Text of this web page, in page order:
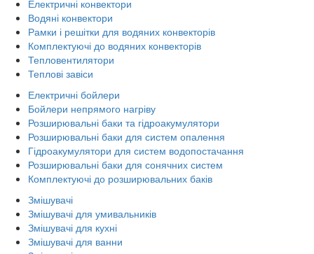
Електричні конвектори
Водяні конвектори
Рамки і решітки для водяних конвекторів
Комплектуючі до водяних конвекторів
Тепловентилятори
Теплові завіси
Електричні бойлери
Бойлери непрямого нагріву
Розширювальні баки та гідроакумулятори
Розширювальні баки для систем опалення
Гідроакумулятори для систем водопостачання
Розширювальні баки для сонячних систем
Комплектуючі до розширювальних баків
Змішувачі
Змішувачі для умивальників
Змішувачі для кухні
Змішувачі для ванни